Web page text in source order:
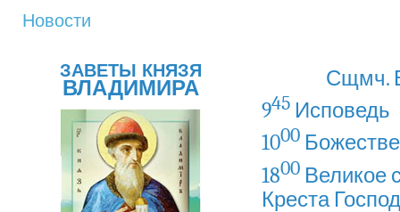
Новости
ЗАВЕТЫ КНЯЗЯ
ВЛАДИМИРА
Сщмч.
945 Исповедь
1000
1800 Великое
Креста